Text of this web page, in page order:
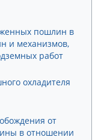
пошлин в
и механизмов,
работ
охладителя
от
в отношении